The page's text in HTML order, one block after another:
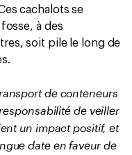
cachalots se
à des
soit pile le long de
de conteneurs
de veiller
un impact positif, et
date en faveur de